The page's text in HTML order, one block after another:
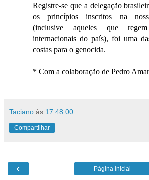
Registre-se que a delegação
os princípios inscritos na
(inclusive aqueles que
internacionais do país), foi uma
costas para o genocida.
* Com a colaboração de Pedro
Taciano às 17:48:00
Compartilhar
‹ Página inicial